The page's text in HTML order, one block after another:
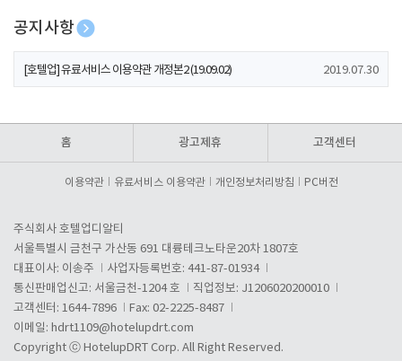
공지사항
[호텔업] 개인정보 처리방침 개정본1 (19.09.02)
[호텔업] 유료서비스 이용약관 개정본2 (19.09.02) 2019.07.30
홈 광고제휴 고객센터
이용약관 유료서비스 이용약관 개인정보처리방침 PC버전
주식회사 호텔업디알티
서울특별시 금천구 가산동 691 대륭테크노타운20차 1807호
대표이사: 이송주
사업자등록번호: 441-87-01934
통신판매업신고: 서울금천-1204 호
직업정보: J1206020200010
고객센터: 1644-7896
Fax: 02-2225-8487
이메일: hdrt1109@hotelupdrt.com
Copyright ⓒ HotelupDRT Corp. All Right Reserved.